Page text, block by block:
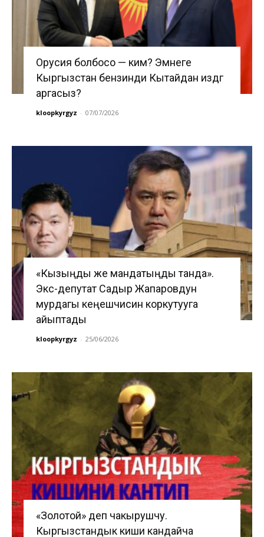
Орусия болбосо — ким? Эмнеге
Кыргызстан бензинди Кытайдан издөөгө
аргасыз?
kloopkyrgyz - 07/07/2026
«Кызыңды же мандатыңды танда».
Экс-депутат Садыр Жапаровдун
мурдагы кеңешчисин коркутууга
айыптады
kloopkyrgyz - 25/06/2026
«Золотой» деп чакырушчу.
Кыргызстандык киши кандайча